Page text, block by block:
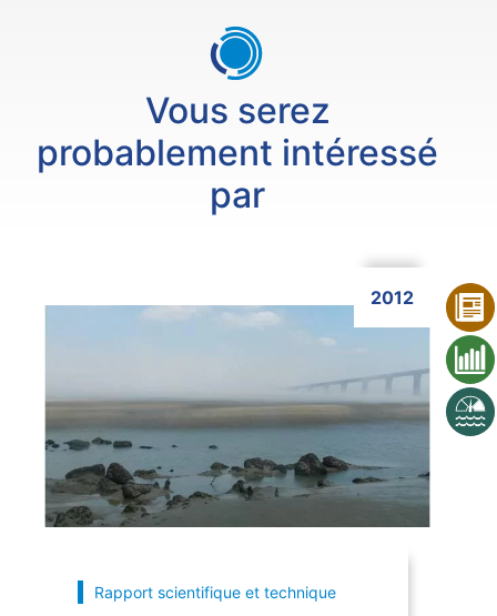
Vous serez
probablement intéressé
par
2012
Cliquer ici
Rapport scientifique et technique